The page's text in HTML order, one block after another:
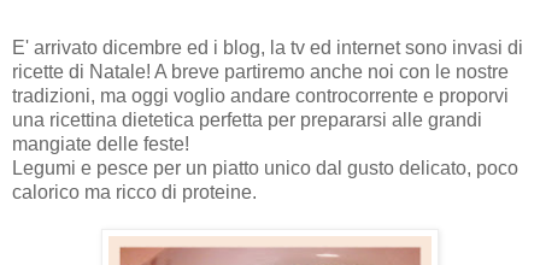
E' arrivato dicembre ed i blog, la tv ed internet sono invasi di
ricette di Natale! A breve partiremo anche noi con le nostre
tradizioni, ma oggi voglio andare controcorrente e proporvi
una ricettina dietetica perfetta per prepararsi alle grandi
mangiate delle feste!
Legumi e pesce per un piatto unico dal gusto delicato, poco
calorico ma ricco di proteine.